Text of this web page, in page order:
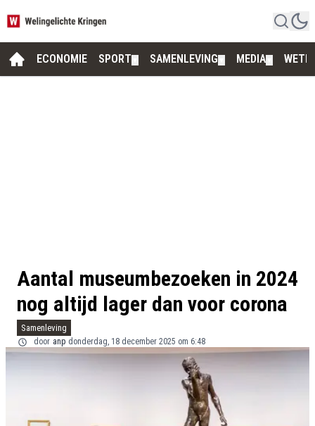
ECONOMIE SPORT SAMENLEVING MEDIA
Aantal museumbezoeken in 2024
nog altijd lager dan voor corona
Samenleving
door anp donderdag, 18 december 2025 om 6:48